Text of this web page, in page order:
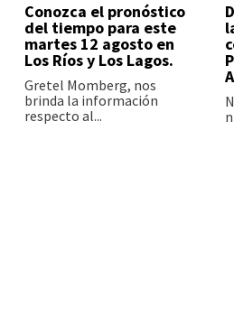
Conozca el pronóstico
del tiempo para este
martes 12 agosto en
Los Ríos y Los Lagos.
Gretel Momberg, nos
brinda la información
respecto al...